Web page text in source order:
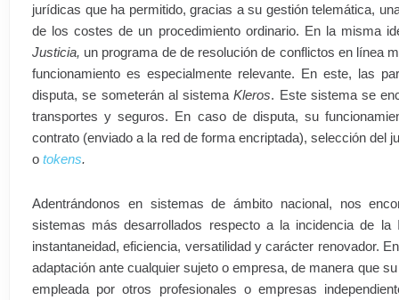
jurídicas que ha permitido, gracias a su gestión telemática,
de los costes de un procedimiento ordinario. En la misma
Justicia, un programa de de resolución de conflictos en línea
funcionamiento es especialmente relevante. En este, las
disputa, se someterán al sistemaKleros. Este sistema se
transportes y seguros. En caso de disputa, su
contrato (enviado a la red de forma encriptada), selección del
o tokens.
Adentrándonos en sistemas de ámbito nacional, nos
sistemas más desarrollados respecto a la incidencia de
instantaneidad, eficiencia, versatilidad y carácter renovador.
adaptación ante cualquier sujeto o empresa, de manera que
empleada por otros profesionales o empresas